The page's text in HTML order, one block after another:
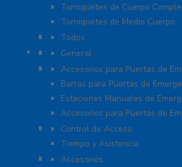
Torniquetes de Cuerpo
Torniquetes de Medio Cuerpo
Teclados Autónomos
Todos
Refacciones
General
Sistemas de Emergencia
Accesorios para Puertas de
Barras para Puertas de
Estaciones Manuales de
Accesorios para Puertas de
Software De Asistencia
Control de Acceso
Tiempo y Asistencia
Videoporteros e Interfonos
Accesorios